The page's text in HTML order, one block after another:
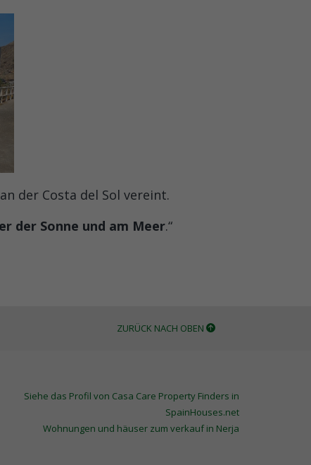
der Costa del Sol vereint.
der Sonne und am Meer.“
ZURÜCK NACH OBEN
Wohnungen und häuser zum verkauf in Nerja